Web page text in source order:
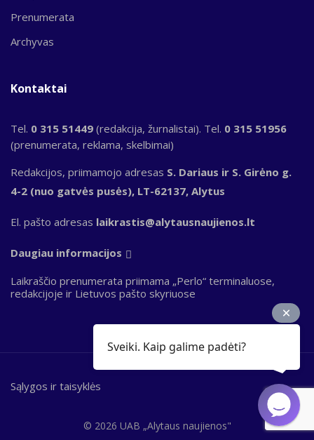
Prenumerata
Archyvas
Kontaktai
Tel. 0 315 51449 (redakcija, žurnalistai). Tel. 0 315 51956
(prenumerata, reklama, skelbimai)
Redakcijos, priimamojo adresas S. Dariaus ir S. Girėno g.
4-2 (nuo gatvės pusės), LT-62137, Alytus
El. pašto adresas laikrastis@alytausnaujienos.lt
Daugiau informacijos
Laikraščio prenumerata priimama „Perlo“ terminaluose,
redakcijoje ir Lietuvos pašto skyriuose
© 2026 UAB „Alytaus naujienos"
Bottom
Sąlygos ir taisyklės
Sveiki. Kaip galime padėti?